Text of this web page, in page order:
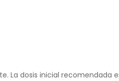
La dosis inicial recomendada